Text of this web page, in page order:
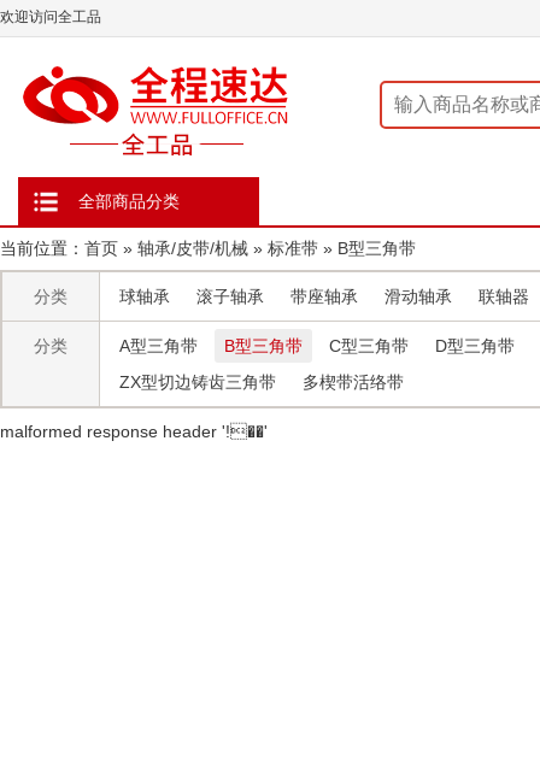
欢迎访问全工品
全部商品分类
当前位置： 首页 » 轴承/皮带/机械 » 标准带 » B型三角带
分类 球轴承 滚子轴承 带座轴承 滑动轴承 联轴器
分类 A型三角带 B型三角带 C型三角带
D型三角带
ZX型切边铸齿三角带
多楔带活络带
malformed response header ' !��'